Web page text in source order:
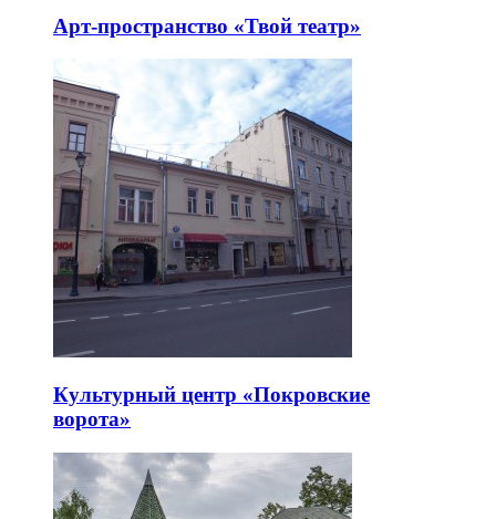
Арт-пространство «Твой театр»
Культурный центр «Покровские
ворота»